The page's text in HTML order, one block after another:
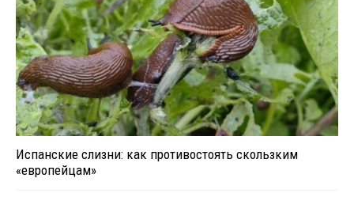
Испанские слизни: как противостоять скользким
«европейцам»